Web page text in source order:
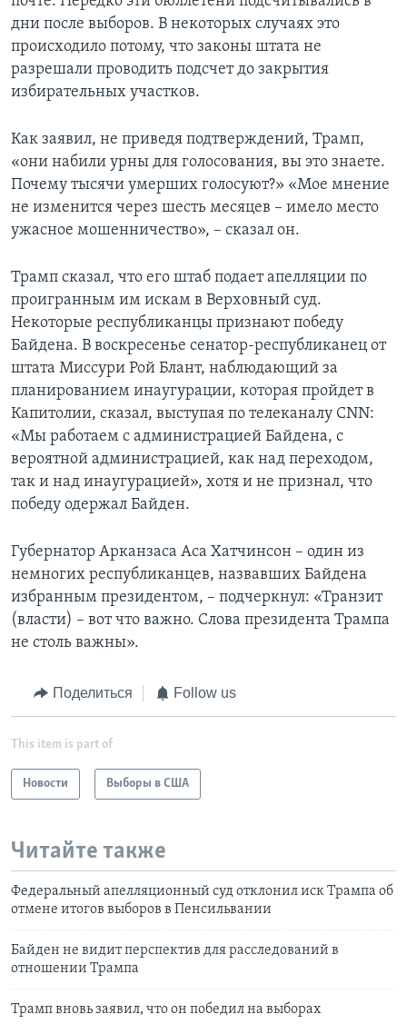
дни после выборов. В некоторых случаях это
происходило потому, что законы штата не
разрешали проводить подсчет до закрытия
избирательных участков.
Как заявил, не приведя подтверждений, Трамп,
«они набили урны для голосования, вы это знаете.
Почему тысячи умерших голосуют?» «Мое мнение
не изменится через шесть месяцев – имело место
ужасное мошенничество», – сказал он.
Трамп сказал, что его штаб подает апелляции по
проигранным им искам в Верховный суд.
Некоторые республиканцы признают победу
Байдена. В воскресенье сенатор-республиканец от
штата Миссури Рой Блант, наблюдающий за
планированием инаугурации, которая пройдет в
Капитолии, сказал, выступая по телеканалу CNN:
«Мы работаем с администрацией Байдена, с
вероятной администрацией, как над переходом,
так и над инаугурацией», хотя и не признал, что
победу одержал Байден.
Губернатор Арканзаса Аса Хатчинсон – один из
немногих республиканцев, назвавших Байдена
избранным президентом, – подчеркнул: «Транзит
(власти) – вот что важно. Слова президента Трампа
не столь важны».
Поделиться Follow us
This item is part of
Новости Выборы в США
Читайте также
Федеральный апелляционный суд отклонил иск Трампа об
отмене итогов выборов в Пенсильвании
Байден не видит перспектив для расследований в
отношении Трампа
Трамп вновь заявил, что он победил на выборах